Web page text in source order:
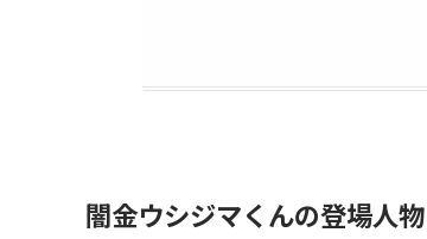
闇金ウシジマくんの登場人